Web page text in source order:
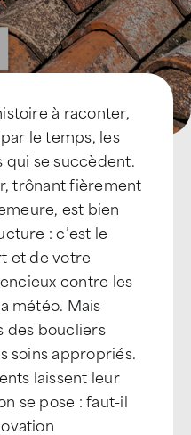
à raconter,
le temps, les
qui se succèdent.
trônant fièrement
est bien
: c’est le
et de votre
contre les
météo. Mais
des boucliers
soins appropriés.
laissent leur
se pose : faut-il